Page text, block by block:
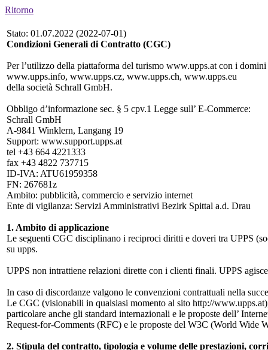
Ritorno
Stato: 01.07.2022 (2022-07-01)
Condizioni Generali di Contratto (CGC)
Per l’utilizzo della piattaforma del turismo www.upps.at con i
www.upps.info, www.upps.cz, www.upps.ch, www.upps.eu
della società Schrall GmbH.
Obbligo d’informazione sec. § 5 cpv.1 Legge sull’ E-Commerce:
Schrall GmbH
A-9841 Winklern, Langang 19
Support: www.support.upps.at
tel +43 664 4221333
fax +43 4822 737715
ID-IVA: ATU61959358
FN: 267681z
Ambito: pubblicità, commercio e servizio internet
Ente di vigilanza: Servizi Amministrativi Bezirk Spittal a.d. Drau
1. Ambito di applicazione
Le seguenti CGC disciplinano i reciproci diritti e doveri tra UPPS
su upps.
UPPS non intrattiene relazioni dirette con i clienti finali. UPPS
In caso di discordanze valgono le convenzioni contrattuali nella
Le CGC (visionabili in qualsiasi momento al sito http://
particolare anche gli standard internazionali e le proposte dell’
Request-for-Comments (RFC) e le proposte del W3C (World Wide
2. Stipula del contratto, tipologia e volume delle prestazioni,